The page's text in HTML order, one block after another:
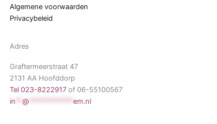
Algemene voorwaarden
Privacybeleid
Adres
Graftermeerstraat 47
2131 AA Hoofddorp
Tel 023-8222917 of 06-55100567
in
@ em.nl